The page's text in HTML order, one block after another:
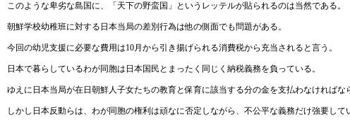
このような卑劣な島国に、「天下の野蛮国」というレッテルが貼られるのは当然である。
朝鮮学校幼稚班に対する日本当局の差別行為は他の側面でも問題がある。
今回の幼児支援に必要な費用は10月から引き揚げられる消費税から充当されると言う。
日本で暮らしているわが同胞は日本国民とまったく同じく納税義務を負っている。
ゆえに日本当局が在日朝鮮人子女たちの教育と保育に該当する分の金を支払わなければな
しかし日本反動らは、わが同胞の権利は頑なに否定しながら、不公平な義務だけ強要して